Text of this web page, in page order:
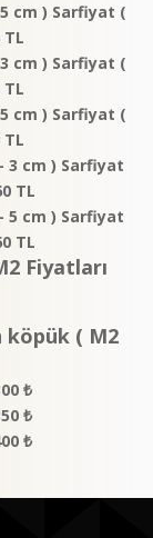
cm ) Sarfiyat (
TL
cm ) Sarfiyat (
TL
cm ) Sarfiyat (
TL
3 cm ) Sarfiyat
TL
5 cm ) Sarfiyat
TL
Fiyatları
köpük ( M2
₺
₺
₺